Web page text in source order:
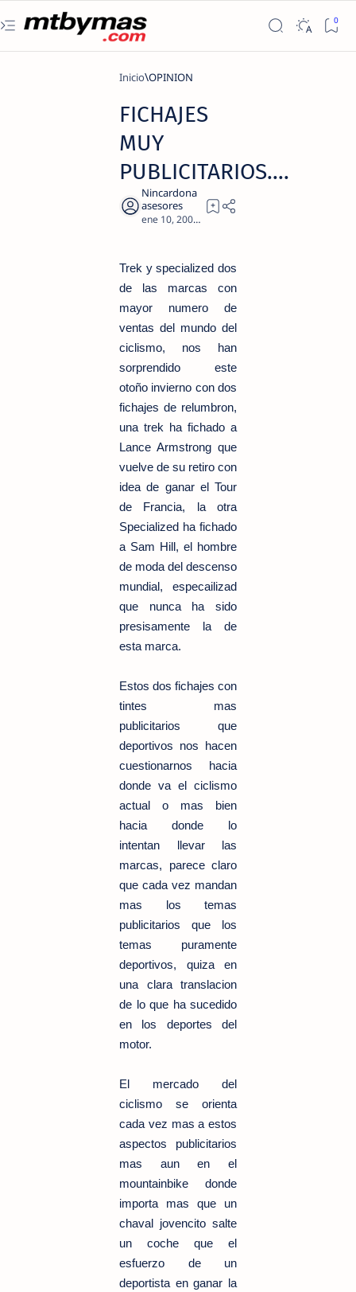
Inicio OPINION
FICHAJES
MUY
PUBLICITARIOS....
Trek y specialized dos
de las marcas con
mayor numero de
ventas del mundo del
ciclismo, nos han
sorprendido este
otoño invierno con dos
fichajes de relumbron,
una trek ha fichado a
Lance Armstrong que
vuelve de su retiro con
idea de ganar el Tour
de Francia, la otra
Specialized ha fichado
a Sam Hill, el hombre
de moda del descenso
mundial, especailizad
que nunca ha sido
presisamente la de
esta marca.
Estos dos fichajes con
tintes mas
publicitarios que
deportivos nos hacen
cuestionarnos hacia
donde va el ciclismo
actual o mas bien
hacia donde lo
intentan llevar las
marcas, parece claro
que cada vez mandan
mas los temas
publicitarios que los
temas puramente
deportivos, quiza en
una clara translacion
de lo que ha sucedido
en los deportes del
motor.
El mercado del
ciclismo se orienta
cada vez mas a estos
aspectos publicitarios
mas aun en el
mountainbike donde
importa mas que un
chaval jovencito salte
un coche que el
esfuerzo de un
deportista en ganar la